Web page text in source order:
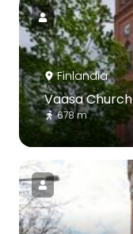
Finlandia
Vaasa Church
678 m